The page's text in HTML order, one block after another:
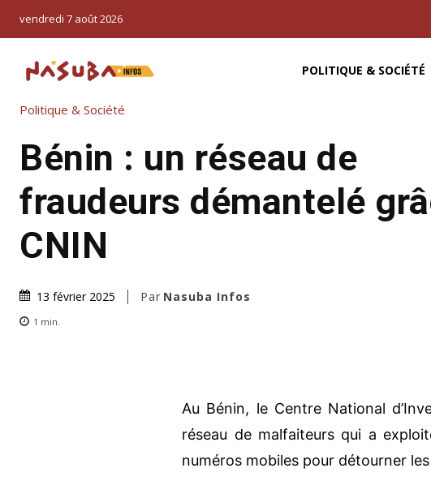
vendredi 7 août 2026
POLITIQUE & SOCIÉTÉ
Politique & Société
Bénin : un réseau de
fraudeurs démantelé
CNIN
13 février 2025 Par Nasuba Infos
1 min.
Au Bénin, le Centre National
réseau de malfaiteurs qui a
numéros mobiles pour détourner